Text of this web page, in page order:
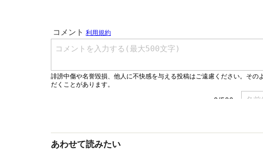
あわせて読みたい